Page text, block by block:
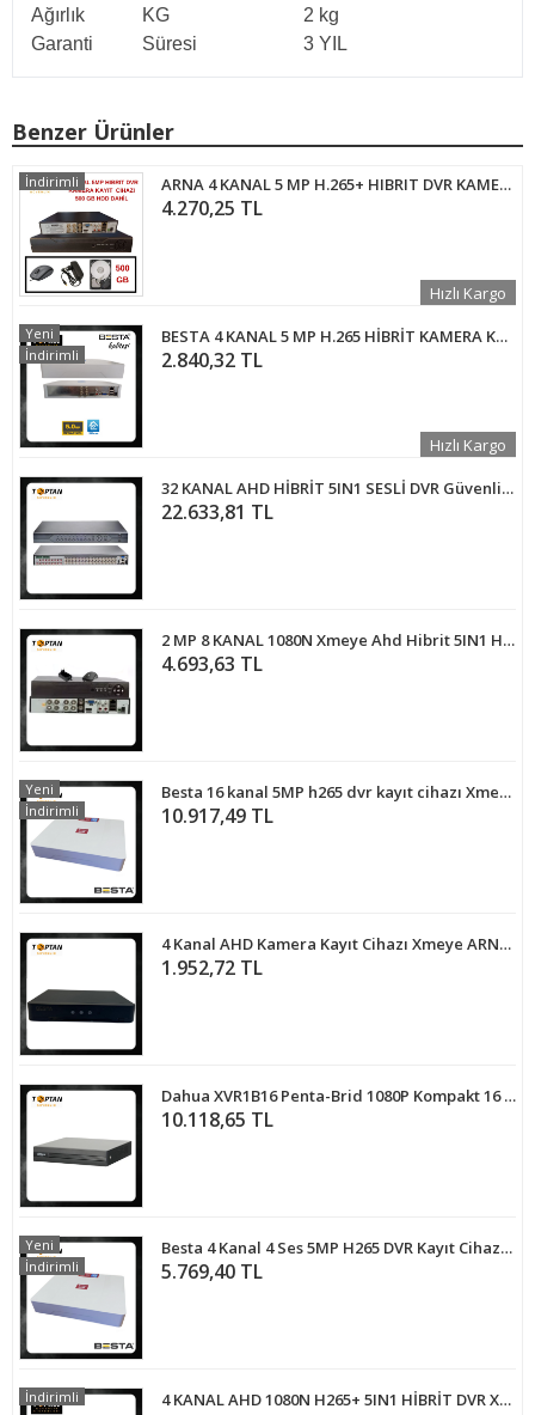
Ağırlık
KG
2 kg
Garanti
Süresi 3 YIL
Benzer Ürünler
ARNA 4 KANAL 5 MP H.265+ HIBRIT DVR KAMERA KAYIT CİHAZI 500 GB HDD DAHİL - 45500
4.270,25 TL
İndirimli
Hızlı Kargo
BESTA 4 KANAL 5 MP H.265 HİBRİT KAMERA KAYIT CİHAZI - BS314
2.840,32 TL
Yeni
İndirimli
Hızlı Kargo
32 KANAL AHD HİBRİT 5IN1 SESLİ DVR Güvenlik Kamerası Kayıt Cihazı ARNA-4032
22.633,81 TL
2 MP 8 KANAL 1080N Xmeye Ahd Hibrit 5IN1 HİBRİT H265 Kamera Kayıt Cihazı ARNA-4082
4.693,63 TL
Besta 16 kanal 5MP h265 dvr kayıt cihazı Xmeye BS-316
10.917,49 TL
Yeni
İndirimli
4 Kanal AHD Kamera Kayıt Cihazı Xmeye ARN-1704HD
1.952,72 TL
Dahua XVR1B16 Penta-Brid 1080P Kompakt 16 Kanal Video Kayıt Cihazı
10.118,65 TL
Besta 4 Kanal 4 Ses 5MP H265 DVR Kayıt Cihazı Xmeye BS-304
5.769,40 TL
Yeni
İndirimli
4 KANAL AHD 1080N H265+ 5IN1 HİBRİT DVR XMEYE KAMERA KAYIT CİHAZI ARNA-4042 EKONOMİK 5'Lİ PAKET
İndirimli